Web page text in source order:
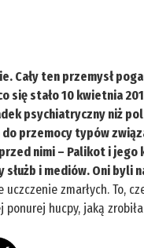
Cały ten przemysł
stało 10 kwietnia
psychiatryczny niż
przemocy typów
nimi – Palikot i jego
i mediów. Oni byli
zmarłych. To,
hucpy, jaką